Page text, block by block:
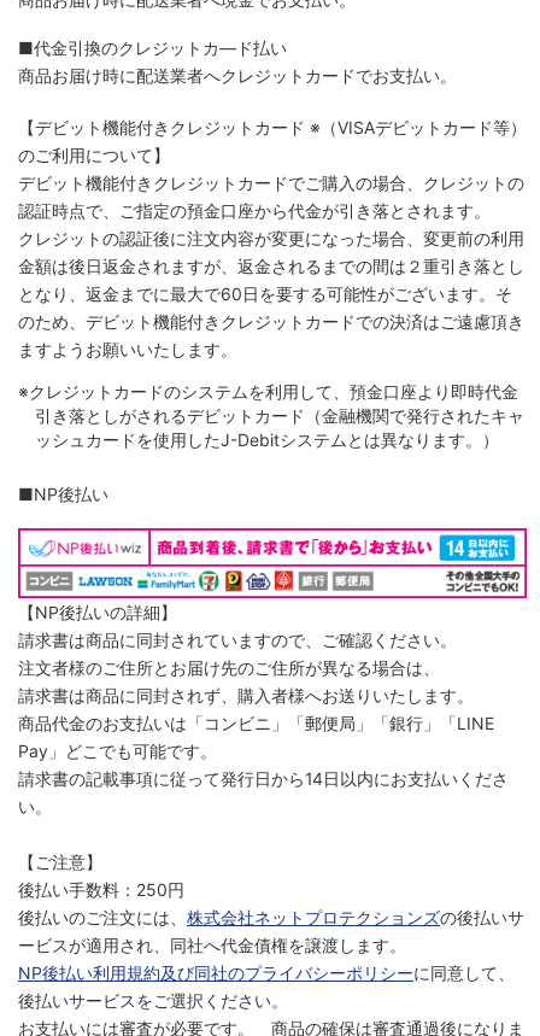
■代金引換のクレジットカ―ド払い
商品お届け時に配送業者へクレジットカードでお支払い。
【デビット機能付きクレジットカード ※（VISAデビットカード等）
のご利用について】
デビット機能付きクレジットカードでご購入の場合、クレジットの
認証時点で、ご指定の預金口座から代金が引き落とされます。
クレジットの認証後に注文内容が変更になった場合、変更前の利用
金額は後日返金されますが、返金されるまでの間は２重引き落とし
となり、返金までに最大で60日を要する可能性がございます。そ
のため、デビット機能付きクレジットカードでの決済はご遠慮頂き
ますようお願いいたします。
※クレジットカードのシステムを利用して、預金口座より即時代金
引き落としがされるデビットカード（金融機関で発行されたキャ
ッシュカードを使用したJ-Debitシステムとは異なります。）
■NP後払い
【NP後払いの詳細】
請求書は商品に同封されていますので、ご確認ください。
注文者様のご住所とお届け先のご住所が異なる場合は、
請求書は商品に同封されず、購入者様へお送りいたします。
商品代金のお支払いは「コンビニ」「郵便局」「銀行」「LINE
Pay」どこでも可能です。
請求書の記載事項に従って発行日から14日以内にお支払いくださ
い。
【ご注意】
後払い手数料：250円
後払いのご注文には、 株式会社ネットプロテクションズの後払いサ
ービスが適用され、同社へ代金債権を譲渡します。
NP後払い利用規約及び同社のプライバシーポリシーに同意して、
後払いサービスをご選択ください。
お支払いには審査が必要です。 商品の確保は審査通過後になりま